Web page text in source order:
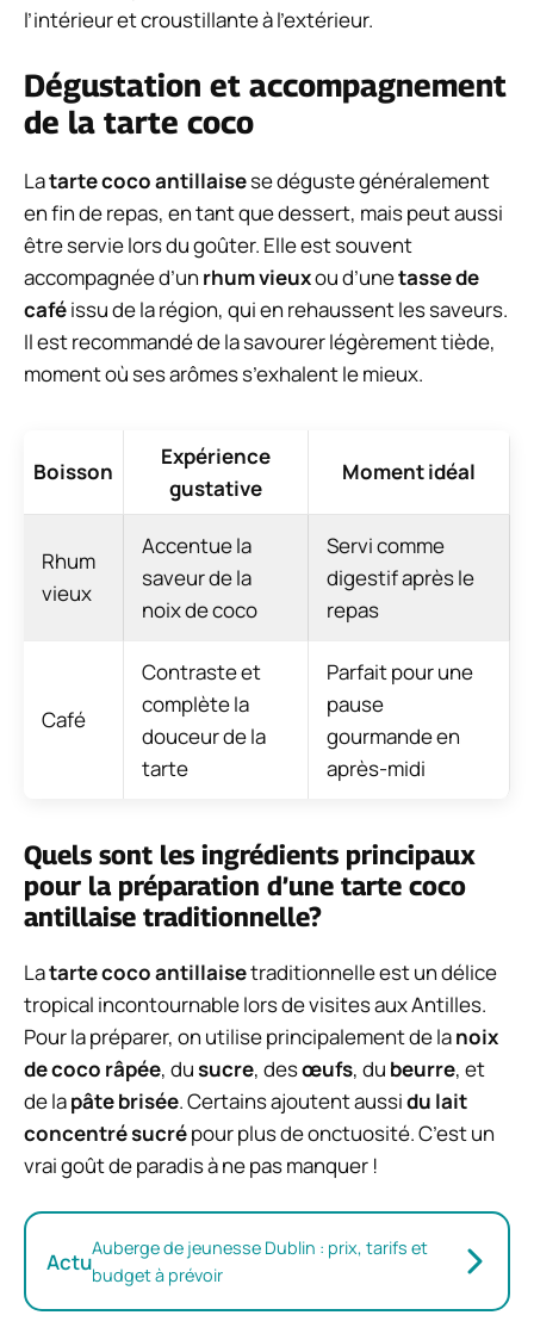
l’intérieur et croustillante à l’extérieur.
Dégustation et accompagnement
de la tarte coco
Latarte coco antillaisese déguste généralement
en fin de repas, en tant que dessert, mais peut aussi
être servie lors du goûter. Elle est souvent
accompagnée d’un rhum vieuxou d’unetasse de
caféissu de la région, qui en rehaussent les saveurs.
Il est recommandé de la savourer légèrement tiède,
moment où ses arômes s’exhalent le mieux.
Boisson
Expérience
gustative
Moment idéal
Rhum
vieux
Accentue la
saveur de la
noix de coco
Servi comme
digestif après le
repas
Café
Contraste et
complète la
douceur de la
tarte
Parfait pour une
pause
gourmande en
après-midi
Quels sont les ingrédients principaux
pour la préparation d’une tarte coco
antillaise traditionnelle?
Latarte coco antillaisetraditionnelle est un délice
tropical incontournable lors de visites aux Antilles.
Pour la préparer, on utilise principalement de lanoix
de coco râpée, dusucre, desœufs, du beurre, et
de lapâte brisée. Certains ajoutent aussidu lait
concentré sucrépour plus de onctuosité. C’est un
vrai goût de paradis à ne pas manquer !
ActuAuberge de jeunesse Dublin : prix, tarifs et
budget à prévoir